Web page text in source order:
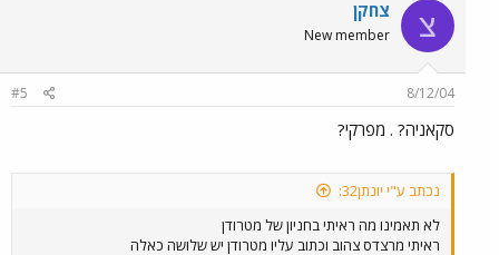
צ צחקן
New member
8/12/04
#5
סקאניה? . מפרקי?
נכתב ע"י יונתן32:
לא תאמינו מה ראיתי בחניון של מטרודן
ראיתי מרצדס צהוב וכתוב עליו מטרודן יש שלושה כאלה